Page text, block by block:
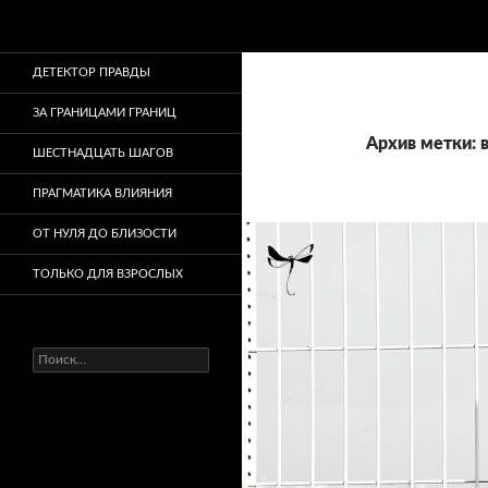
Архив метки:
ДЕТЕКТОР ПРАВДЫ
ЗА ГРАНИЦАМИ ГРАНИЦ
ШЕСТНАДЦАТЬ ШАГОВ
ПРАГМАТИКА ВЛИЯНИЯ
ОТ НУЛЯ ДО БЛИЗОСТИ
ТОЛЬКО ДЛЯ ВЗРОСЛЫХ
Найти: